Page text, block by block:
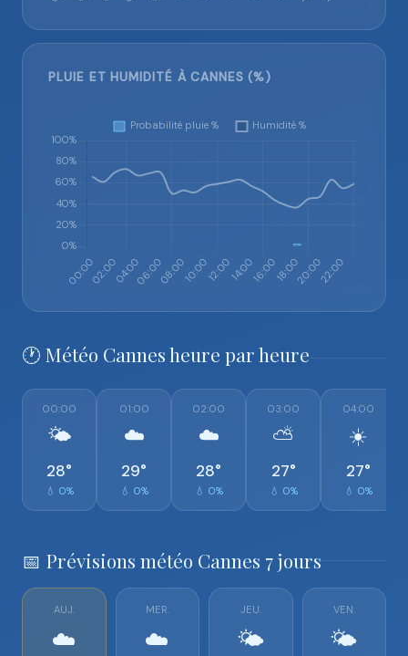
PLUIE ET HUMIDITÉ À CANNES (%)
🕐 Météo Cannes heure par heure
00:00
🌤️
28°
💧 0%
01:00
☁️
29°
💧 0%
02:00
☁️
28°
💧 0%
03:00
⛅
27°
💧 0%
04:00
☀️
27°
💧 0%
📅 Prévisions météo Cannes 7 jours
AUJ.
☁️
MER.
☁️
JEU.
🌤️
VEN.
🌤️